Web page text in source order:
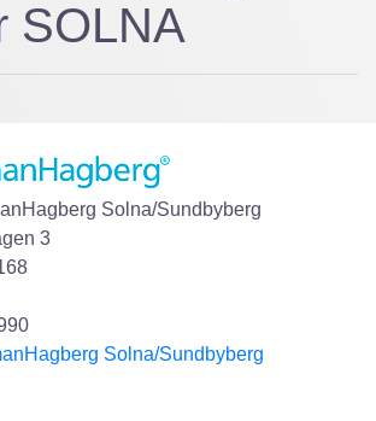
SOLNA
Solna/Sundbyberg
3
Solna/Sundbyberg